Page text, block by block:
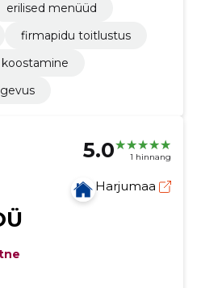
erilised menüüd
firmapidu toitlustus
5.0 1 hinnang
Harjumaa